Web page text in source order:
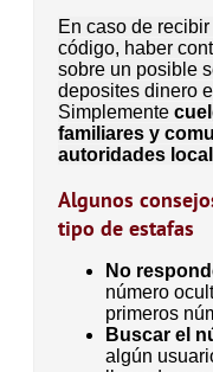
En caso de
código, haber
sobre un posible
deposites dinero
Simplemente
familiares y
autoridades
Algunos
tipo de estafas
No
número
primeros
Buscar el
algún